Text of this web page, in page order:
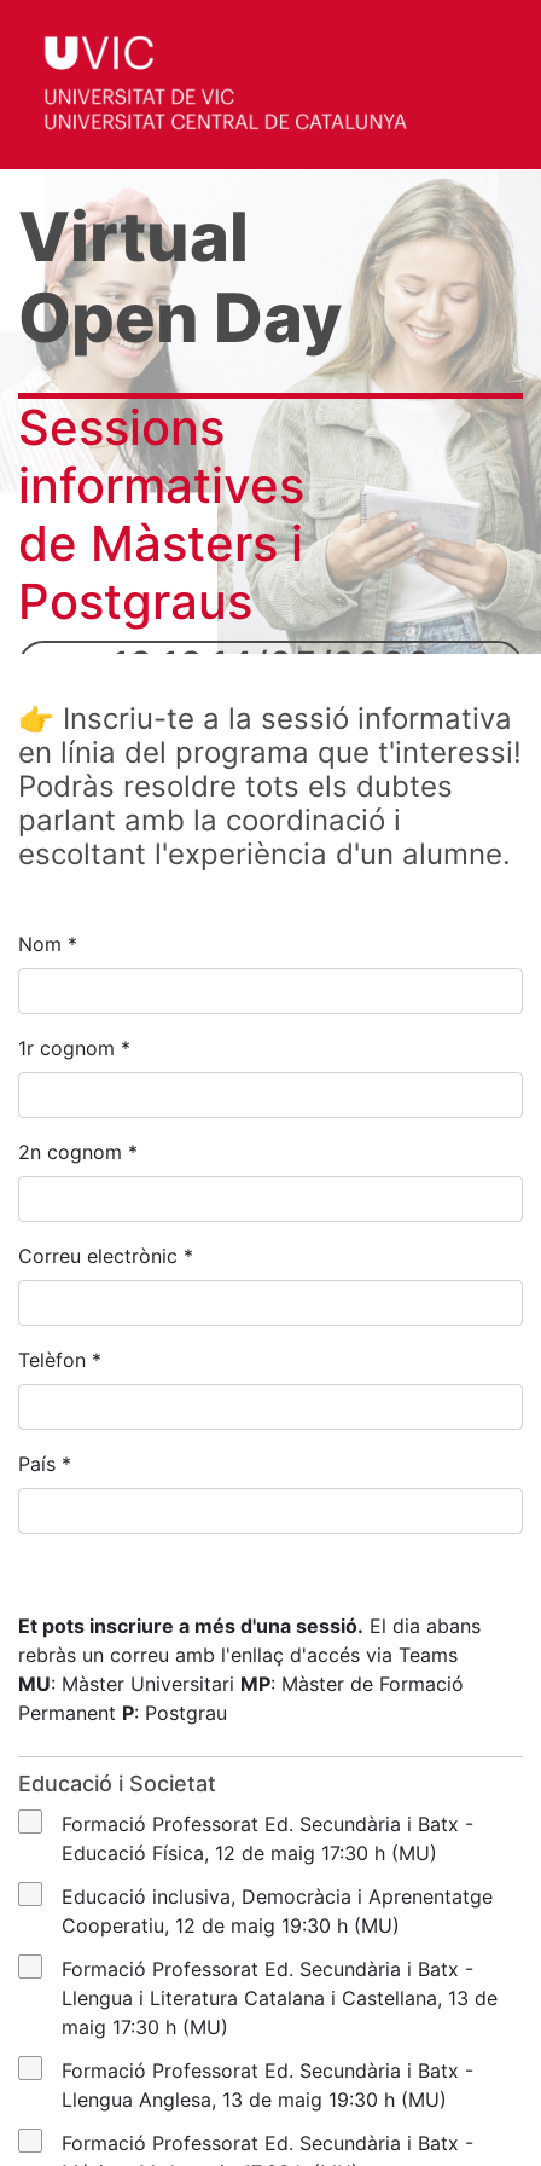
Virtual
Open Day
Sessions
informatives
de Màsters i
Postgraus
12,13,14/05/2026
👉 Inscriu-te a la sessió informativa
en línia del programa que t'interessi!
Podràs resoldre tots els dubtes
parlant amb la coordinació i
escoltant l'experiència d'un alumne.
Nom *
1r cognom *
2n cognom *
Correu electrònic *
Telèfon *
País *
Et pots inscriure a més d'una sessió. El dia abans
rebràs un correu amb l'enllaç d'accés via Teams
MU: Màster Universitari MP: Màster de Formació
Permanent P: Postgrau
Educació i Societat
Formació Professorat Ed. Secundària i Batx -
Educació Física, 12 de maig 17:30 h (MU)
Educació inclusiva, Democràcia i Aprenentatge
Cooperatiu, 12 de maig 19:30 h (MU)
Formació Professorat Ed. Secundària i Batx -
Llengua i Literatura Catalana i Castellana, 13 de
maig 17:30 h (MU)
Formació Professorat Ed. Secundària i Batx -
Llengua Anglesa, 13 de maig 19:30 h (MU)
Formació Professorat Ed. Secundària i Batx -